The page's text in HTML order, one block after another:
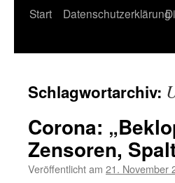
Start Datenschutzerklärung
Schlagwortarchiv:
Corona:
Zensoren,
Veröffentlicht am 21. November